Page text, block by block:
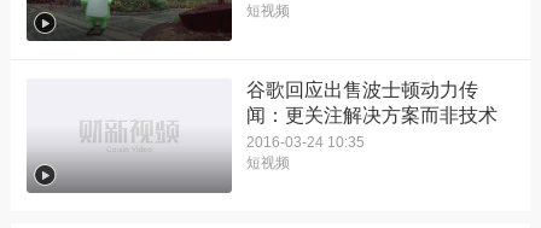
短视频
谷歌回应出售波士顿动力传
闻：更关注解决方案而非技术
2016-03-24 10:35
短视频